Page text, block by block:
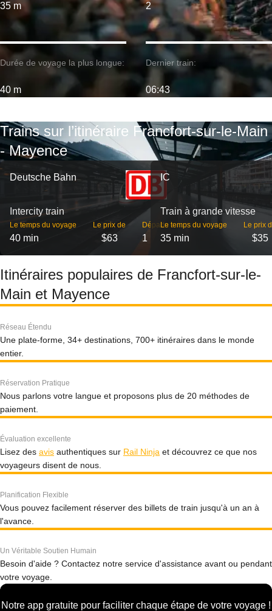
35 m
Durée de voyage la plus longue:
40 m
2
Dernier train:
06:43
Trains sur l’itinéraire Francfort-sur-le-Main
- Mayence
Deutsche Bahn
Intercity train
Le temps du voyage
40 min
Le prix de
$63
Départs
1
IC
Train à grande vitesse
Le temps du voyage
35 min
Le prix
$35
Itinéraires populaires de Francfort-sur-le-
Main et Mayence
Réseau Étendu
Une plate-forme, 34+ destinations, 700+ itinéraires dans le monde
entier.
Réservation Pratique
Nous parlons votre langue et proposons plus de 20 méthodes de
paiement.
Évaluation excellente
Lisez des avis authentiques sur Rail Ninja et découvrez ce que nos
voyageurs disent de nous.
Planification Flexible
Vous pouvez facilement réserver des billets de train jusqu'à un an à
l'avance.
Un Véritable Soutien Humain
Besoin d'aide ? Contactez notre service d'assistance avant ou pendant
votre voyage.
Notre app gratuite pour faciliter chaque étape de votre voyage !